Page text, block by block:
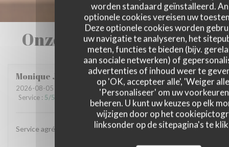
worden standaard geïnstalleerd.
optionele cookies vereisen uw
Deze optionele cookies worden
uw navigatie te analyseren, het
meten, functies te bieden (bijv.
aan sociale netwerken) of
advertenties of inhoud weer te
op 'OK, accepteer alle', 'Weiger
'Personaliseer' om uw
beheren. U kunt uw keuzes op elk
wijzigen door op het
linksonder op de sitepagina's te
Onze gastbeoordelingen
Monique J
2026-08-05 - 12:00 - Gasten 3
Service : 5/5 : /5 Keuken:5/5 Kwaliteit / Prijs: 5/5
Service agréable et souriant, excellent repas